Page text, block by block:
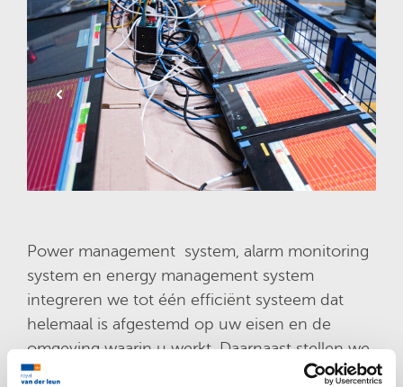
Power management system, alarm monitoring
system en energy management system
integreren we tot één efficiënt systeem dat
helemaal is afgestemd op uw eisen en de
omgeving waarin u werkt. Daarnaast stellen we
onze brede kennis en ervaring op het gebied